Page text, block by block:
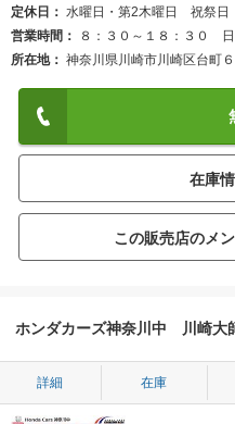
定休日
水曜日・第2木曜日 祝祭日
営業時間
８：３０～１８：３０
所在地
神奈川県川崎市川崎区台町６
この販売店のメ
ホンダカーズ神奈川中 川崎大
詳細 在庫